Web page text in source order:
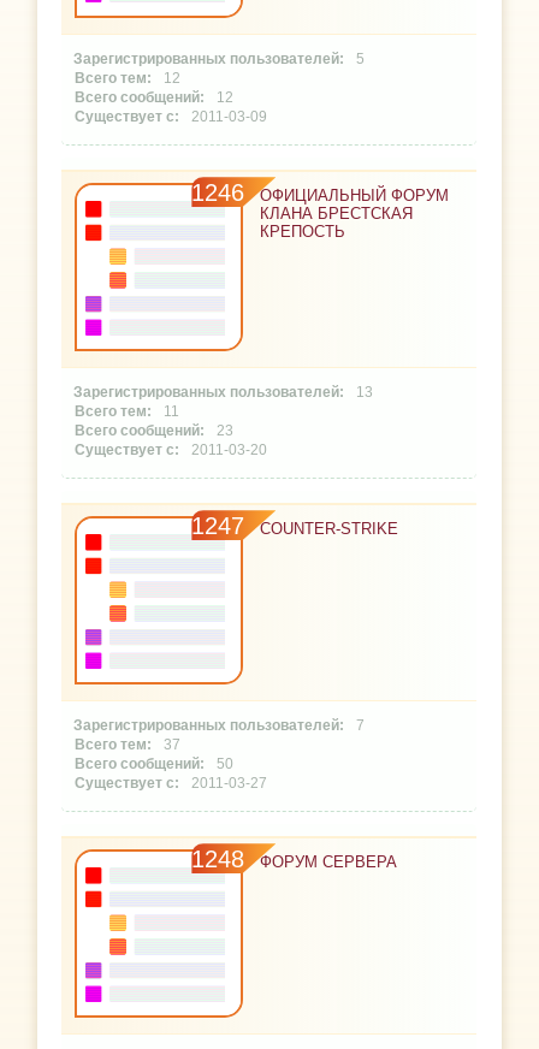
5
12
12
2011-03-09
1246
ОФИЦИАЛЬНЫЙ ФОРУМ
КЛАНА БРЕСТСКАЯ
КРЕПОСТЬ
13
11
23
2011-03-20
1247 COUNTER-STRIKE
7
37
50
2011-03-27
1248 ФОРУМ СЕРВЕРА